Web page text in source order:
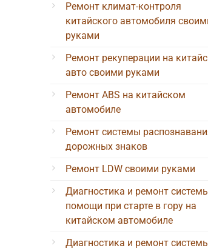
Ремонт климат-контроля
китайского автомобиля
руками
Ремонт рекуперации на
авто своими руками
Ремонт ABS на китайском
автомобиле
Ремонт системы
дорожных знаков
Ремонт LDW своими руками
Диагностика и ремонт
помощи при старте в гору на
китайском автомобиле
Диагностика и ремонт